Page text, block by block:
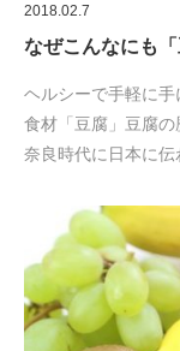
2018.02.7
なぜこんなにも
ヘルシーで手軽に
食材「豆腐」豆腐の
奈良時代に日本に伝